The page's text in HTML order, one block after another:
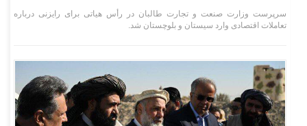
سرپرست وزارت صنعت و تجارت طالبان در رأس هیاتی برای رایزنی درباره
تعاملات اقتصادی وارد سیستان و بلوچستان شد.